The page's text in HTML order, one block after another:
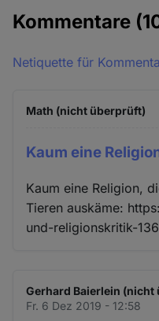
Kommentare
Netiquette für
Math (nicht überprüft)
Kaum eine
Kaum eine Religion,
Tieren auskäme:
und-religionskritik-
Gerhard Baierlein (nicht
Fr. 6 Dez 2019 - 12:58